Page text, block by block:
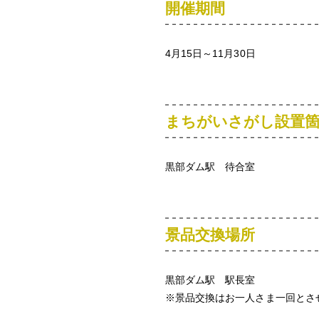
開催期間
4月15日～11月30日
まちがいさがし設置
黒部ダム駅 待合室
景品交換場所
黒部ダム駅 駅長室
※景品交換はお一人さま一回とさ